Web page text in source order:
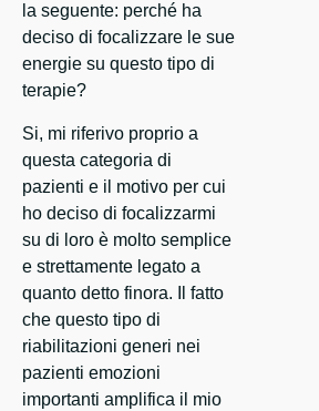
la seguente: perché ha
deciso di focalizzare le sue
energie su questo tipo di
terapie?
Si, mi riferivo proprio a
questa categoria di
pazienti e il motivo per cui
ho deciso di focalizzarmi
su di loro è molto semplice
e strettamente legato a
quanto detto finora. Il fatto
che questo tipo di
riabilitazioni generi nei
pazienti emozioni
importanti amplifica il mio